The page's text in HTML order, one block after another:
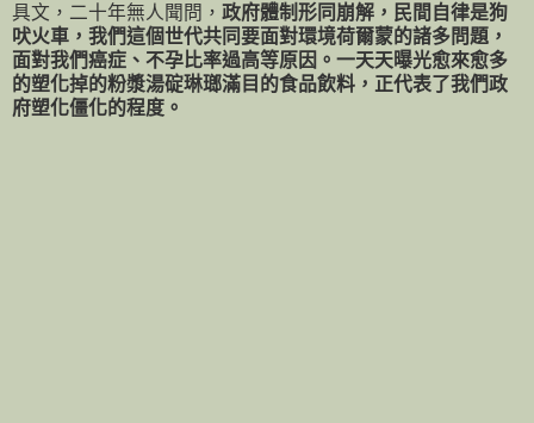
具文，二十年無人聞問， 政府體制形同崩解，民間自律是狗
吠火車，我們這個世代共同要面對環境荷爾蒙的諸多問題，
面對我們癌症、不孕比率過高等原因。一天天曝光愈來愈多
的塑化掉的粉漿湯碇琳瑯滿目的食品飲料，正代表了我們政
府塑化僵化的程度。